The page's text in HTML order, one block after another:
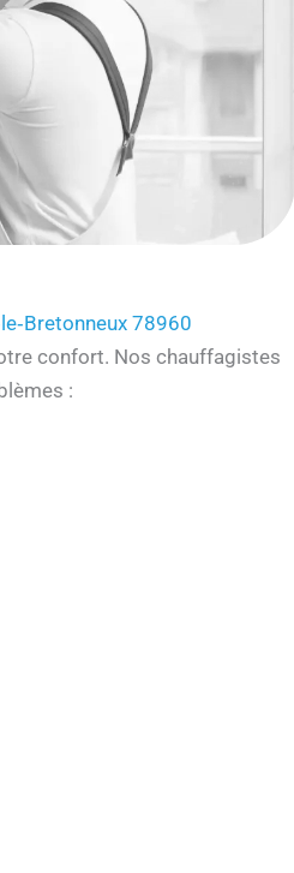
78960
confort. Nos chauffagistes
: